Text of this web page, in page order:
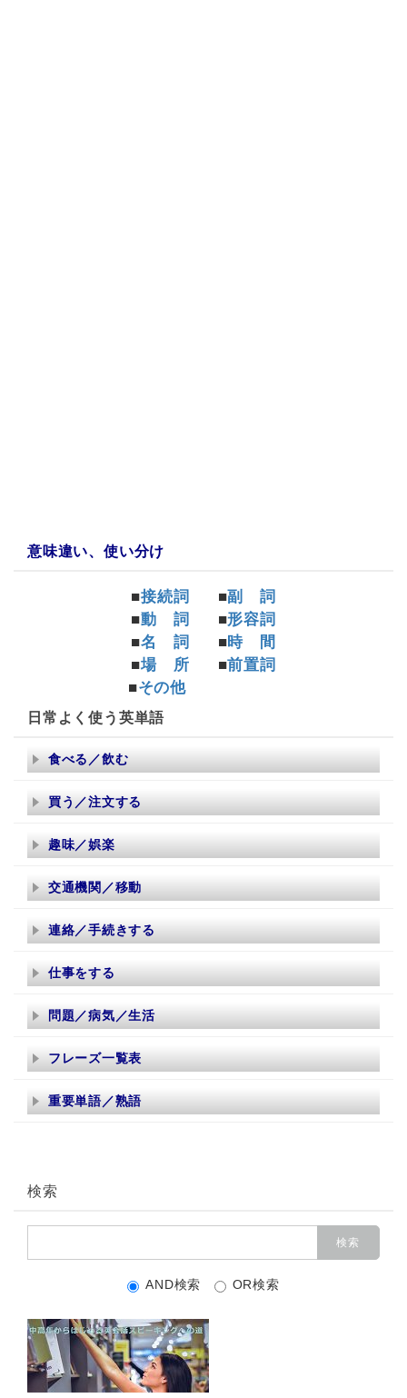
意味違い、使い分け
■接続詞 ■副 詞
■動 詞 ■形容詞
■名 詞 ■時 間
■場 所 ■前置詞
■その他
日常よく使う英単語
食べる／飲む
買う／注文する
趣味／娯楽
交通機関／移動
連絡／手続きする
仕事をする
問題／病気／生活
フレーズ一覧表
重要単語／熟語
検索
AND検索 OR検索